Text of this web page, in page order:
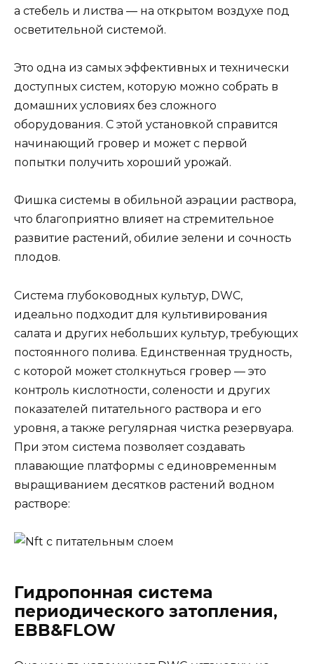
а стебель и листва — на открытом воздухе под
осветительной системой.
Это одна из самых эффективных и технически
доступных систем, которую можно собрать в
домашних условиях без сложного
оборудования. С этой установкой справится
начинающий гровер и может с первой
попытки получить хороший урожай.
Фишка системы в обильной аэрации раствора,
что благоприятно влияет на стремительное
развитие растений, обилие зелени и сочность
плодов.
Система глубоководных культур, DWC,
идеально подходит для культивирования
салата и других небольших культур, требующих
постоянного полива. Единственная трудность,
с которой может столкнуться гровер — это
контроль кислотности, солености и других
показателей питательного раствора и его
уровня, а также регулярная чистка резервуара.
При этом система позволяет создавать
плавающие платформы с единовременным
выращиванием десятков растений водном
растворе:
Гидропонная система
периодического затопления,
EBB&FLOW